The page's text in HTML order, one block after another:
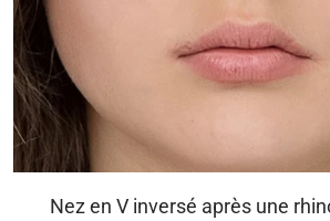
Nez en V inversé après une